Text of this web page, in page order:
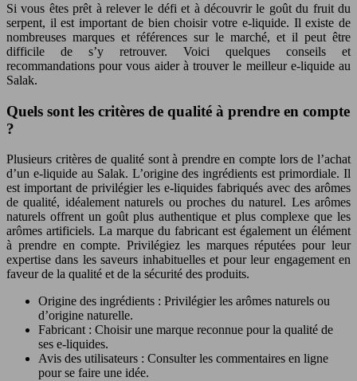
Si vous êtes prêt à relever le défi et à découvrir le goût du fruit du
serpent, il est important de bien choisir votre e-liquide. Il existe de
nombreuses marques et références sur le marché, et il peut être
difficile de s’y retrouver. Voici quelques conseils et
recommandations pour vous aider à trouver le meilleur e-liquide au
Salak.
Quels sont les critères de qualité à prendre en compte
?
Plusieurs critères de qualité sont à prendre en compte lors de l’achat
d’un e-liquide au Salak. L’origine des ingrédients est primordiale. Il
est important de privilégier les e-liquides fabriqués avec des arômes
de qualité, idéalement naturels ou proches du naturel. Les arômes
naturels offrent un goût plus authentique et plus complexe que les
arômes artificiels. La marque du fabricant est également un élément
à prendre en compte. Privilégiez les marques réputées pour leur
expertise dans les saveurs inhabituelles et pour leur engagement en
faveur de la qualité et de la sécurité des produits.
Origine des ingrédients : Privilégier les arômes naturels ou
d’origine naturelle.
Fabricant : Choisir une marque reconnue pour la qualité de
ses e-liquides.
Avis des utilisateurs : Consulter les commentaires en ligne
pour se faire une idée.